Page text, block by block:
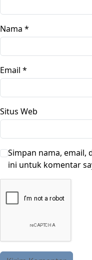
Nama *
Email *
Situs Web
Simpan nama, email,
ini untuk komentar